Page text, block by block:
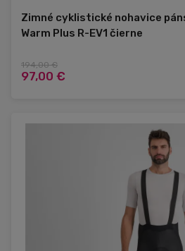
Zimné cyklistické nohavice
Warm Plus R-EV1 čierne
194,00 €
97,00 €